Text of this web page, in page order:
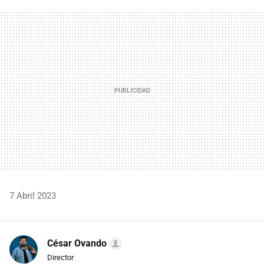
MAIL
7 Abril 2023
César Ovando
Director